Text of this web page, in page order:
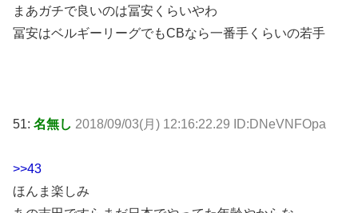
まあガチで良いのは冨安くらいやわ
冨安はベルギーリーグでもCBなら一番手くらいの若手
51: 名無し 2018/09/03(月) 12:16:22.29 ID:DNeVNFOpa
>>43
ほんま楽しみ